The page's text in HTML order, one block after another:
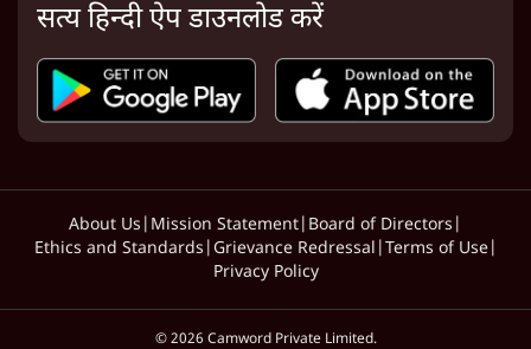
सत्य हिन्दी ऐप डाउनलोड करें
About Us Mission Statement Board of Directors
Ethics and Standards Grievance Redressal Terms of Use|
Privacy Policy
©2026 Camword Private Limited.